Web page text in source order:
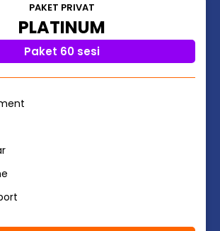
PAKET PRIVAT
PLATINUM
Paket 60 sesi